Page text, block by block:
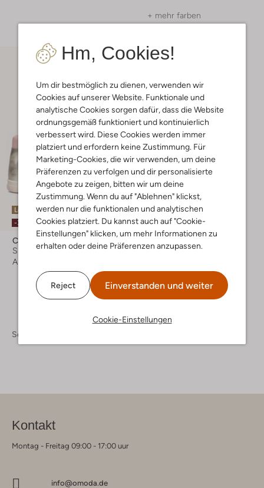
Hm, Cookies!
Um dir bestmöglich zu dienen, verwenden wir
Cookies auf unserer Website. Funktionale und
analytische Cookies sorgen dafür, dass die Website
ordnungsgemäß funktioniert und kontinuierlich
verbessert wird. Diese Cookies werden immer
platziert und erfordern keine Zustimmung. Für
Marketing-Cookies, die wir verwenden, um deine
Präferenzen zu verfolgen und dir personalisierte
Angebote zu zeigen, bitten wir um deine
Zustimmung. Wenn du auf "Ablehnen" klickst,
werden nur die funktionalen und analytischen
Cookies platziert. Du kannst auch auf "Cookie-
Einstellungen" klicken, um mehr Informationen zu
erhalten oder deine Präferenzen anzupassen.
Reject Einverstanden und weiter
Cookie-Einstellungen
+ mehr farben
Letzter Artikel
-30%
Clic!
Sneaker High
Ab
Schuhe
Kontakt
Montag - Freitag 09:00 - 17:00 uur
info@omoda.de